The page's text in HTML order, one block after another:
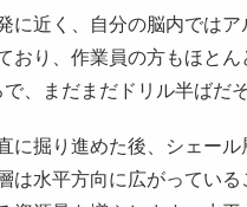
近く、自分の脳内では
り、作業員の方もほと
、まだまだドリル半ばだそ
掘り進めた後、シェール
水平方向に広がってい